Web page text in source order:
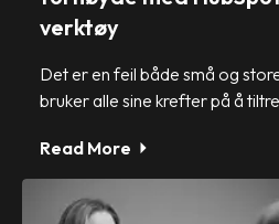
verktøy
Det er en feil både små og
bruker alle sine krefter på å
Read More